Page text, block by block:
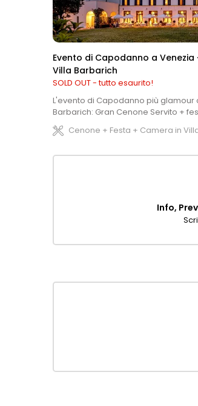
Evento di Capodanno a Venezia ·
Villa Barbarich
SOLD OUT - tutto esaurito!
L'evento di Capodanno più glamour
Barbarich: Gran Cenone Servito +
Cenone + Festa + Camera in
Info,